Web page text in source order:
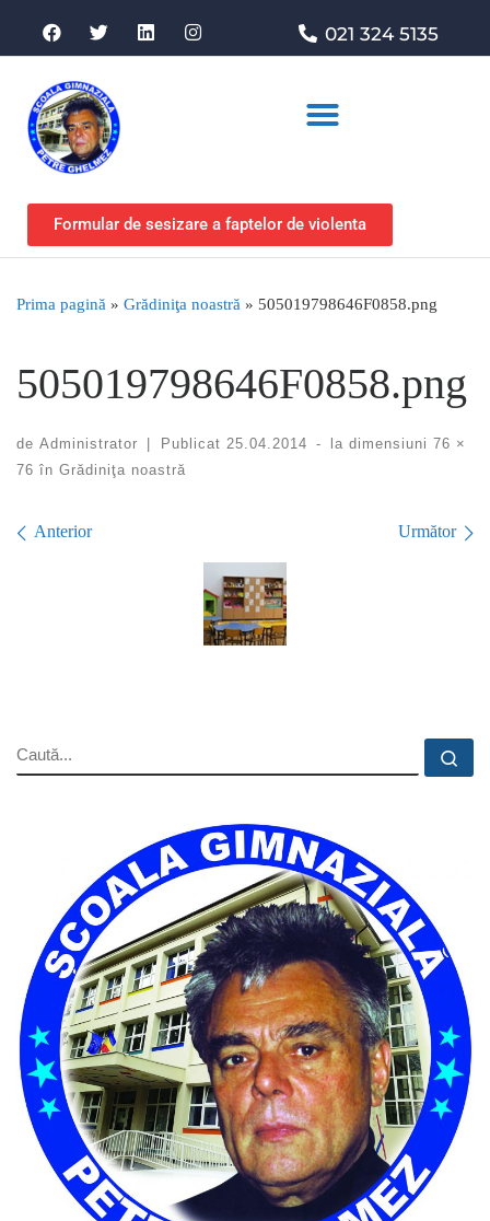
021 324 5135
Formular de sesizare a faptelor de violenta
Prima pagină » Grădiniţa noastră » 505019798646F0858.png
505019798646F0858.png
de Administrator | Publicat 25.04.2014 - la dimensiuni 76 ×
76 în Grădiniţa noastră
Navigare în imagini
Anterior Următor